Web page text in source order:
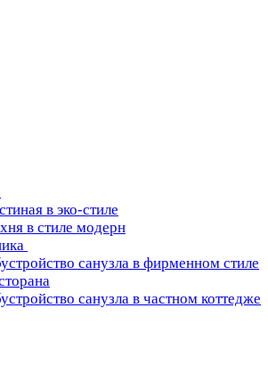
в эко-стиле
в стиле модерн
санузла в фирменном стиле
санузла в частном коттедже